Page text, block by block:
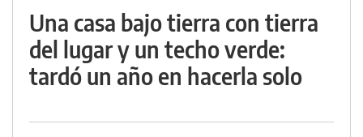
Una casa bajo tierra con tierra
del lugar y un techo verde:
tardó un año en hacerla solo